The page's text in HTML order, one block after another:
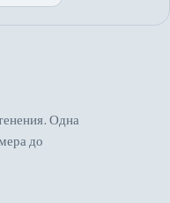
Одна
до